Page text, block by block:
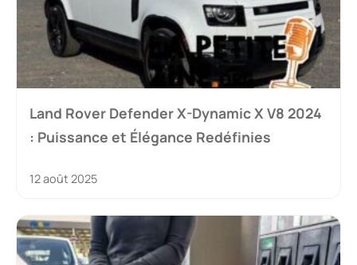
Land Rover Defender X-Dynamic X V8 2024
: Puissance et Élégance Redéfinies
12 août 2025